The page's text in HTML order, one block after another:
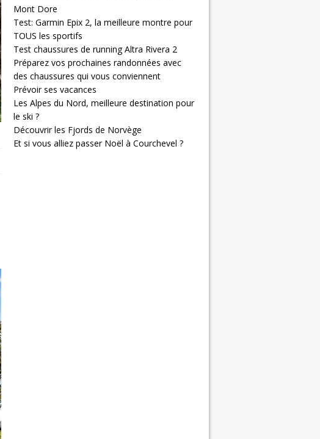
Mont Dore
Test: Garmin Epix 2, la meilleure montre pour
TOUS les sportifs
Test chaussures de running Altra Rivera 2
Préparez vos prochaines randonnées avec
des chaussures qui vous conviennent
Prévoir ses vacances
Les Alpes du Nord, meilleure destination pour
le ski ?
Découvrir les Fjords de Norvège
Et si vous alliez passer Noël à Courchevel ?